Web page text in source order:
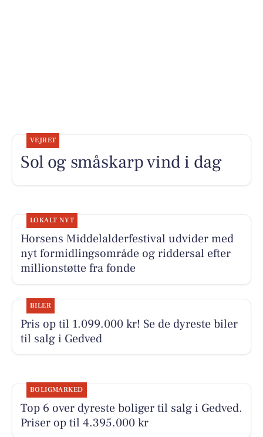
VEJRET
Sol og småskarp vind i dag
LOKALT NYT
Horsens Middelalderfestival udvider med
nyt formidlingsområde og riddersal efter
millionstøtte fra fonde
BILER
Pris op til 1.099.000 kr! Se de dyreste biler
til salg i Gedved
BOLIGMARKED
Top 6 over dyreste boliger til salg i Gedved.
Priser op til 4.395.000 kr